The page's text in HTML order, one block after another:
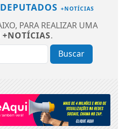
+NOTÍCIAS
PARA REALIZAR UMA
+NOTÍCIAS.
Buscar